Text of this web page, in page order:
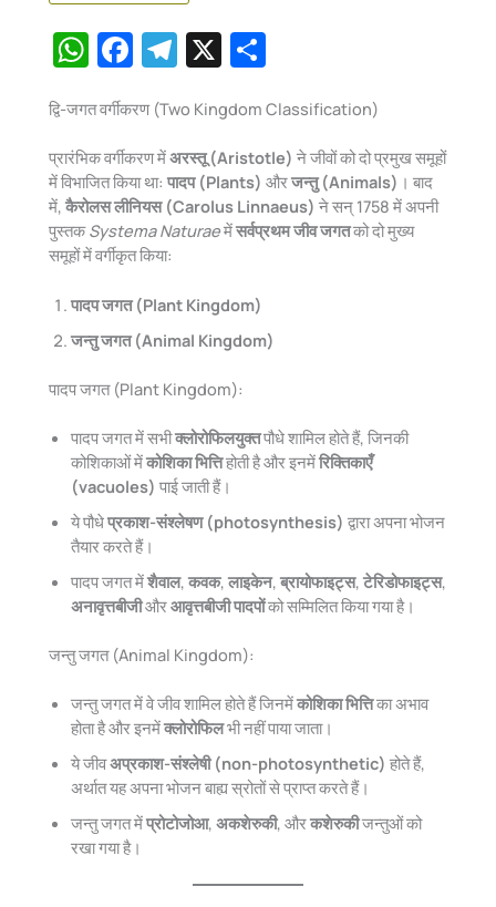
W
at
s
A
p
p
F
c
e
b
o
o
k
T
e
gr
a
m
X
ar
e
द्वि-जगत वर्गीकरण (Two Kingdom Classification)
प्रारंभिक वर्गीकरण मेंअरस्तू (Aristotle) ने जीवों को दो प्रमुख समूहों
में विभाजित किया था: पादप (Plants) औरजन्तु (Animals) । बाद
में, कैरोलस लीनियस (Carolus Linnaeus) ने सन् 1758 में अपनी
पुस्तकSystema Naturaeमेंसर्वप्रथम जीव जगतको दो मुख्य
समूहों में वर्गीकृत किया:
पादप जगत (Plant Kingdom)
जन्तु जगत (Animal Kingdom)
पादप जगत (Plant Kingdom):
पादप जगत में सभीक्लोरोफिलयुक्तपौधे शामिल होते हैं, जिनकी
कोशिकाओं मेंकोशिका भित्तिहोती है और इनमेंरिक्तिकाएँ
(vacuoles) पाई जाती हैं।
ये पौधेप्रकाश-संश्लेषण (photosynthesis) द्वारा अपना भोजन
तैयार करते हैं।
पादप जगत मेंशैवाल, कवक, लाइकेन, ब्रायोफाइट्स, टेरिडोफाइट्स,
अनावृत्तबीजीऔरआवृत्तबीजी पादपोंको सम्मिलित किया गया है।
जन्तु जगत (Animal Kingdom):
जन्तु जगत में वे जीव शामिल होते हैं जिनमेंकोशिका भित्तिका अभाव
होता है और इनमेंक्लोरोफिलभी नहीं पाया जाता।
ये जीवअप्रकाश-संश्लेषी (non-photosynthetic) होते हैं,
अर्थात यह अपना भोजन बाह्य स्रोतों से प्राप्त करते हैं।
जन्तु जगत मेंप्रोटोजोआ, अकशेरुकी, औरकशेरुकीजन्तुओं को
रखा गया है।